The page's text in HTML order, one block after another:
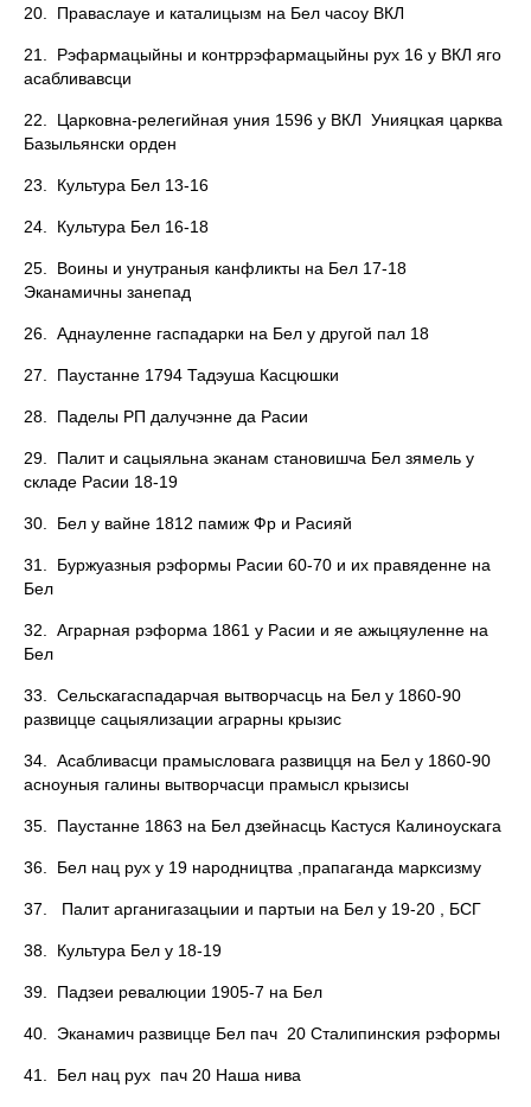
20. Праваслауе и каталицызм на Бел часоу ВКЛ
21. Рэфармацыйны и контррэфармацыйны рух 16 у ВКЛ яго
асабливавсци
22. Царковна-релегийная уния 1596 у ВКЛ Унияцкая царква
Базыльянски орден
23. Культура Бел 13-16
24. Культура Бел 16-18
25. Воины и унутраныя канфликты на Бел 17-18
Эканамичны занепад
26. Аднауленне гаспадарки на Бел у другой пал 18
27. Паустанне 1794 Тадэуша Касцюшки
28. Паделы РП далучэнне да Расии
29. Палит и сацыяльна эканам становишча Бел зямель у
складе Расии 18-19
30. Бел у вайне 1812 памиж Фр и Расияй
31. Буржуазныя рэформы Расии 60-70 и их правяденне на
Бел
32. Аграрная рэформа 1861 у Расии и яе ажыцяуленне на
Бел
33. Сельскагаспадарчая вытворчасць на Бел у 1860-90
развицце сацыялизации аграрны крызис
34. Асабливасци прамысловага развицця на Бел у 1860-90
асноуныя галины вытворчасци прамысл крызисы
35. Паустанне 1863 на Бел дзейнасць Кастуся Калиноускага
36. Бел нац рух у 19 народництва ,прапаганда марксизму
37. Палит арганигазацыии и партыи на Бел у 19-20 , БСГ
38. Культура Бел у 18-19
39. Падзеи ревалюции 1905-7 на Бел
40. Эканамич развицце Бел пач 20 Сталипинския рэформы
41. Бел нац рух пач 20 Наша нива